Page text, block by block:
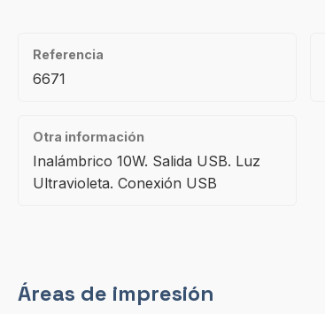
Referencia
6671
Otra información
Inalámbrico 10W. Salida USB. Luz
Ultravioleta. Conexión USB
Áreas de impresión